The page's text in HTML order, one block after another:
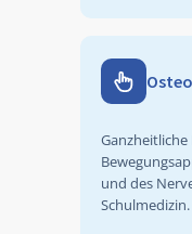
und des
Schulmedizin.